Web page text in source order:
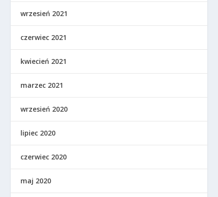
wrzesień 2021
czerwiec 2021
kwiecień 2021
marzec 2021
wrzesień 2020
lipiec 2020
czerwiec 2020
maj 2020